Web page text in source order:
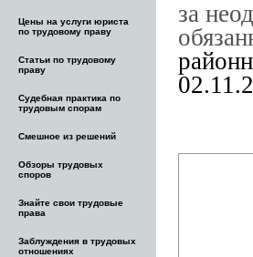
Цены на услуги юриста
по трудовому праву
Статьи по трудовому
праву
Судебная практика по
трудовым спорам
Смешное из решений
Обзоры трудовых
споров
Знайте свои трудовые
права
Заблуждения в трудовых
отношениях
за